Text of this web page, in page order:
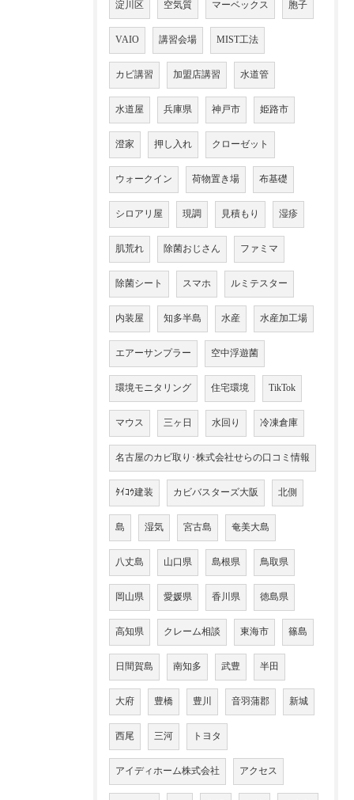
淀川区 空気質 マーベックス 胞子
VAIO 講習会場 MIST工法
カビ講習 加盟店講習 水道管
水道屋 兵庫県 神戸市 姫路市
澄家 押し入れ クローゼット
ウォークイン 荷物置き場 布基礎
シロアリ屋 現調 見積もり 湿疹
肌荒れ 除菌おじさん ファミマ
除菌シート スマホ ルミテスター
内装屋 知多半島 水産 水産加工場
エアーサンプラー 空中浮遊菌
環境モニタリング 住宅環境 TikTok
マウス 三ヶ日 水回り 冷凍倉庫
名古屋のカビ取り･株式会社せらの口コミ情報
ﾀｲｺｳ建装 カビバスターズ大阪 北側
島 湿気 宮古島 奄美大島
八丈島 山口県 島根県 鳥取県
岡山県 愛媛県 香川県 徳島県
高知県 クレーム相談 東海市 篠島
日間賀島 南知多 武豊 半田
大府 豊橋 豊川 音羽蒲郡 新城
西尾 三河 トヨタ
アイディホーム株式会社 アクセス